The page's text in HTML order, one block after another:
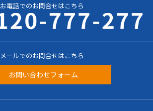
お電話でのお問合せはこちら
メールでのお問合せはこちら
お問い合わせフォーム